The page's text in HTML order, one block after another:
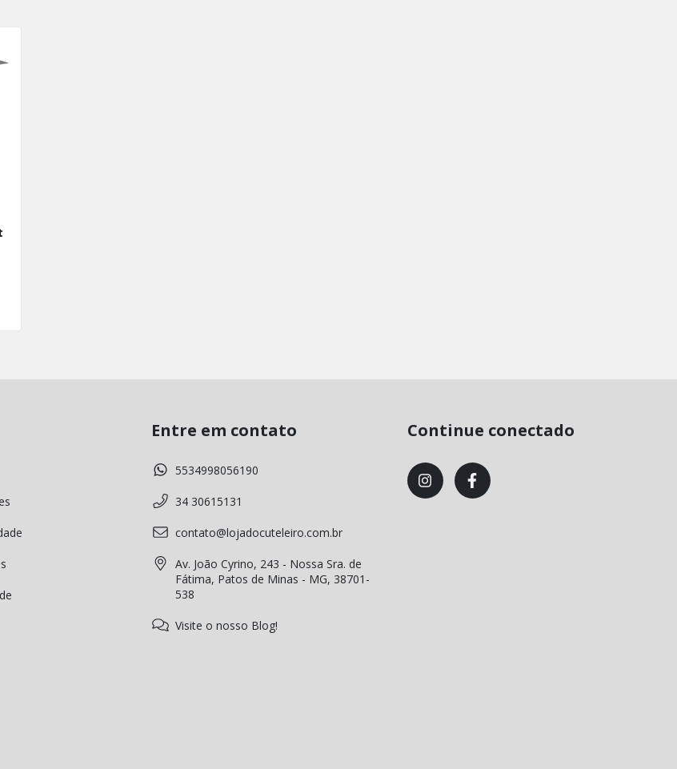
Entre em contato
5534998056190
34 30615131
contato@lojadocuteleiro.com.br
Av. João Cyrino, 243 - Nossa Sra. de
Fátima, Patos de Minas - MG, 38701-
538
Visite o nosso Blog!
Continue conectado